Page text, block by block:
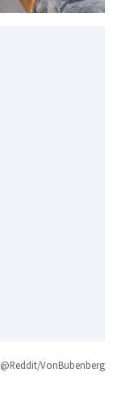
@Reddit/VonBubenberg